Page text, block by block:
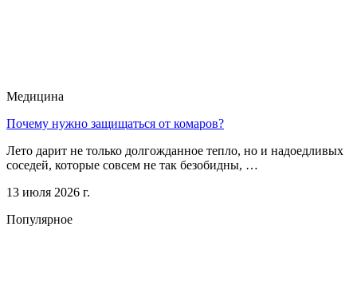
Медицина
Почему нужно защищаться от комаров?
Лето дарит не только долгожданное тепло, но и надоедливых
соседей, которые совсем не так безобидны, …
13 июля 2026 г.
Популярное